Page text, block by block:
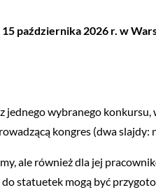
października 2026 r. w
jednego wybranego
kongres (dwa
ale również dla jej
statuetek mogą być